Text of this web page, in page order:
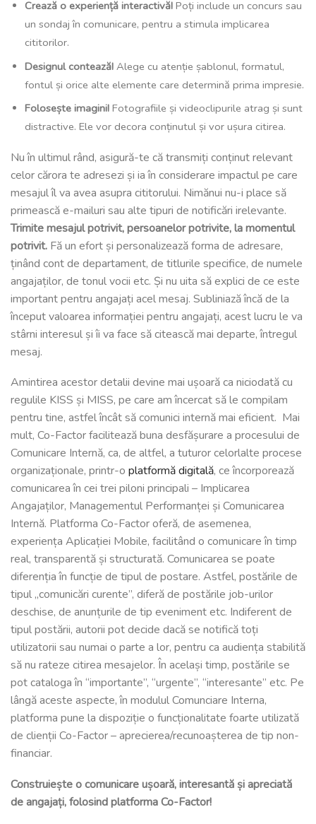
Crează o experiență interactivă! Poți include un concurs sau
un sondaj în comunicare, pentru a stimula implicarea
cititorilor.
Designul contează! Alege cu atenție șablonul, formatul,
fontul și orice alte elemente care determină prima impresie.
Folosește imagini! Fotografiile și videoclipurile atrag și sunt
distractive. Ele vor decora conținutul și vor ușura citirea.
Nu în ultimul rând, asigură-te că transmiți conținut relevant
celor cărora te adresezi și ia în considerare impactul pe care
mesajul îl va avea asupra cititorului. Nimănui nu-i place să
primească e-mailuri sau alte tipuri de notificări irelevante.
Trimite mesajul potrivit, persoanelor potrivite, la momentul
potrivit. Fă un efort și personalizează forma de adresare,
ținând cont de departament, de titlurile specifice, de numele
angajaților, de tonul vocii etc. Și nu uita să explici de ce este
important pentru angajați acel mesaj. Subliniază încă de la
început valoarea informației pentru angajați, acest lucru le va
stârni interesul și îi va face să citească mai departe, întregul
mesaj.
Amintirea acestor detalii devine mai ușoară ca niciodată cu
regulile KISS și MISS, pe care am încercat să le compilam
pentru tine, astfel încât să comunici internă mai eficient. Mai
mult, Co-Factor facilitează buna desfășurare a procesului de
Comunicare Internă, ca, de altfel, a tuturor celorlalte procese
organizaționale, printr-o platformă digitală, ce încorporează
comunicarea în cei trei piloni principali – Implicarea
Angajaților, Managementul Performanței și Comunicarea
Internă. Platforma Co-Factor oferă, de asemenea,
experiența Aplicației Mobile, facilitând o comunicare în timp
real, transparentă și structurată. Comunicarea se poate
diferenția în funcție de tipul de postare. Astfel, postările de
tipul „comunicări curente”, diferă de postările job-urilor
deschise, de anunțurile de tip eveniment etc. Indiferent de
tipul postării, autorii pot decide dacă se notifică toți
utilizatorii sau numai o parte a lor, pentru ca audiența stabilită
să nu rateze citirea mesajelor. În același timp, postările se
pot cataloga în “importante”, “urgente”, “interesante” etc. Pe
lângă aceste aspecte, în modulul Comunciare Interna,
platforma pune la dispoziție o funcționalitate foarte utilizată
de clienții Co-Factor – aprecierea/recunoașterea de tip non-
financiar.
Construiește o comunicare ușoară, interesantă și apreciată
de angajați, folosind platforma Co-Factor!